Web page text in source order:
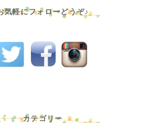
気軽にフォローどうぞ♪
カテゴリー